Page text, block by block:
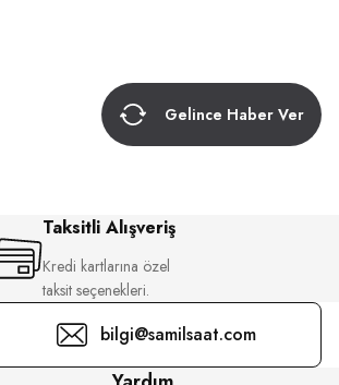
Gelince Haber Ver
Taksitli Alışveriş
Kredi kartlarına özel
taksit seçenekleri.
bilgi@samilsaat.com